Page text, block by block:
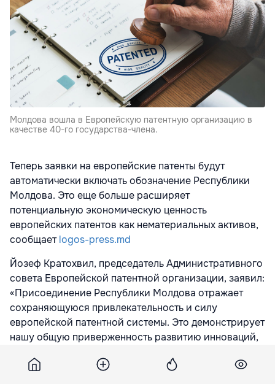
Молдова вошла в Европейскую патентную организацию в
качестве 40-го государства-члена.
Теперь заявки на европейские патенты будут
автоматически включать обозначение Республики
Молдова. Это еще больше расширяет
потенциальную экономическую ценность
европейских патентов как нематериальных активов,
сообщаетlogos-press.md
Йозеф Кратохвил, председатель Административного
совета Европейской патентной организации, заявил:
«Присоединение Республики Молдова отражает
сохраняющуюся привлекательность и силу
европейской патентной системы. Это демонстрирует
нашу общую приверженность развитию инноваций,
сотрудничества по всей Европе в то время, когда